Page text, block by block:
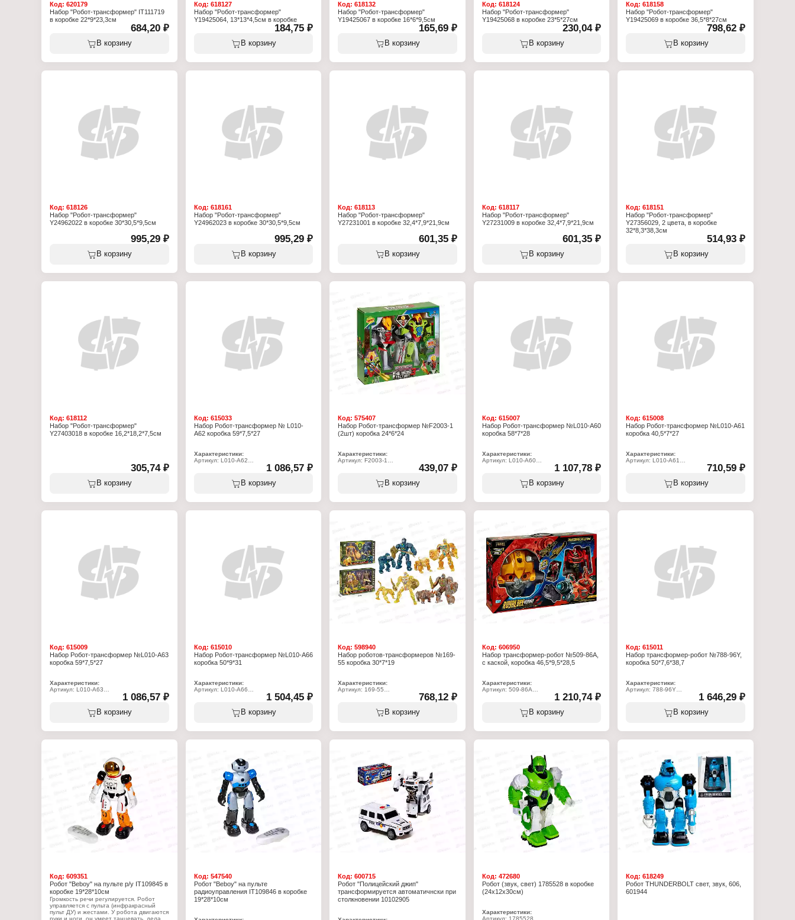
Код: 620179
Набор "Робот-трансформер" IT111719
в коробке 22*9*23,3см
684,20 ₽
В корзину
Код: 618127
Набор "Робот-трансформер"
Y19425064, 13*13*4,5см в коробке
184,75 ₽
В корзину
Код:618132
Набор "Робот-трансформер"
Y19425067 в коробке 16*6*9,5см
165,69 ₽
В корзину
Код: 618124
Набор "Робот-трансформер"
Y19425068 в коробке 23*5*27см
230,04 ₽
В корзину
Код:618158
Набор "Робот-трансформер"
Y19425069 в коробке 36,5*8*27см
798,62 ₽
В корзину
Код: 618126
Набор "Робот-трансформер"
Y24962022 в коробке 30*30,5*9,5см
995,29 ₽
В корзину
Код: 618161
Набор "Робот-трансформер"
Y24962023 в коробке 30*30,5*9,5см
995,29 ₽
В корзину
Код:618113
Набор "Робот-трансформер"
Y27231001 в коробке 32,4*7,9*21,9см
601,35 ₽
В корзину
Код: 618117
Набор "Робот-трансформер"
Y27231009 в коробке 32,4*7,9*21,9см
601,35 ₽
В корзину
Код:618151
Набор "Робот-трансформер"
Y27356029, 2 цвета, в коробке
32*8,3*38,3см
514,93 ₽
В корзину
Код: 618112
Набор "Робот-трансформер"
Y27403018 в коробке 16,2*18,2*7,5см
305,74 ₽
В корзину
Код: 615033
Набор Робот-трансформер № L010-
A62 коробка 59*7,5*27
Характеристики:
Артикул: L010-A62
Тип товара: Игровой набор
Вид набора: Набор роботов
Вид: трансформеров
Цвет: в ассортименте
Материал: пластик
1 086,57 ₽
В корзину
Код:575407
Набор Робот-трансформер №F2003-1
(2шт) коробка 24*6*24
Характеристики:
Артикул: F2003-1
Вид: трансформеров
Цвет: в ассортименте
Материал: пластик
439,07 ₽
В корзину
Код: 615007
Набор Робот-трансформер №L010-A60
коробка 58*7*28
Характеристики:
Артикул: L010-A60
Тип товара: Игровой набор
Вид набора: Набор роботов
Вид: трансформеров
Размер упаковки: 58х7х28 см
1 107,78 ₽
В корзину
Код:615008
Набор Робот-трансформер №L010-A61
коробка 40,5*7*27
Характеристики:
Артикул: L010-A61
Вид: трансформеров
Цвет: в ассортименте
Материал: пластик
710,59 ₽
В корзину
Код: 615009
Набор Робот-трансформер №L010-A63
коробка 59*7,5*27
Характеристики:
Артикул: L010-A63
Тип товара: Игровой набор
Вид набора: Набор роботов
Вид: трансформеров
Размер упаковки: 59х7,5х27 см
1 086,57 ₽
В корзину
Код: 615010
Набор Робот-трансформер №L010-A66
коробка 50*9*31
Характеристики:
Артикул: L010-A66
Тип товара: Игровой набор
Вид набора: Набор роботов
Вид: трансформеров
Размер упаковки: 50х9х31 см
1 504,45 ₽
В корзину
Код:598940
Набор роботов-трансформеров №169-
55 коробка 30*7*19
Характеристики:
Артикул: 169-55
Вид: трансформеров
Комплектация: 2 шт
Рекомендуемый возраст: от 3 лет
768,12 ₽
В корзину
Код: 606950
Набор трансформер-робот №509-86A,
с каской, коробка 46,5*9,5*28,5
Характеристики:
Артикул: 509-86A
Тип товара: Игровой набор
Вариация: Набор трансформер-робот с
Материал: пластик
1 210,74 ₽
В корзину
Код:615011
Набор трансформер-робот №788-96Y,
коробка 50*7,6*38,7
Характеристики:
Артикул: 788-96Y
Тип товара: Игровой набор
Вид набора: Набор роботов
Вид: трансформеров
Модель: "Полиция"
Материал: пластик
1 646,29 ₽
В корзину
Код: 609351
Робот "Beboy" на пульте р/у IT109845 в
коробке 19*28*10см
Громкость речи регулируется. Робот
управляется с пульта (инфракрасный
пульт ДУ) и жестами. У робота двигаются
руки и ноги, он умеет танцевать, делать
Код: 547540
Робот "Beboy" на пульте
радиоуправления IT109846 в коробке
19*28*10см
Код:600715
Робот "Полицейский джип"
трансформируется автоматичнски при
столкновении 10102905
Код: 472680
Робот (звук, свет) 1785528 в коробке
(24х12х30см)
Характеристики:
Артикул: 1785528
Код:618249
Робот THUNDERBOLT свет, звук, 606,
601944